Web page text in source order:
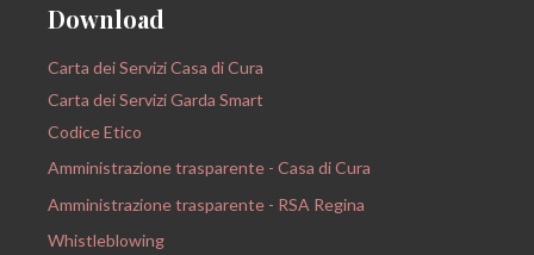
Download
Carta dei Servizi Casa di Cura
Carta dei Servizi Garda Smart
Codice Etico
Amministrazione trasparente - Casa di Cura
Amministrazione trasparente - RSA Regina
Whistleblowing